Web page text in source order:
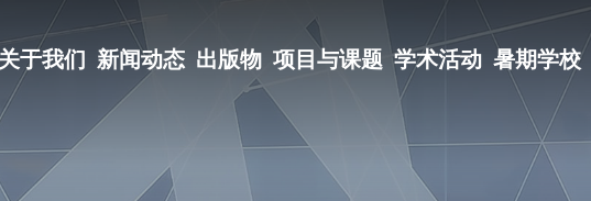
关于我们 新闻动态 出版物 项目与课题 学术活动 暑期学校